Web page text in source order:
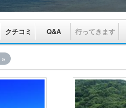
クチコミ Q&A 行ってきます
»